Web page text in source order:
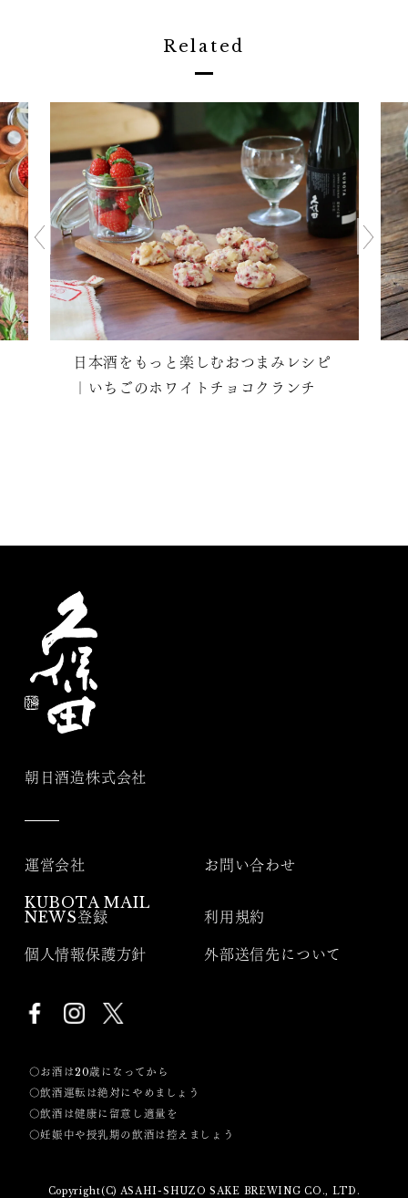
Related
日本酒をもっと楽しむおつまみレシピ
｜いちごのホワイトチョコクランチ
朝日酒造株式会社
運営会社 お問い合わせ
KUBOTA MAIL
NEWS登録
利用規約
個人情報保護方針 外部送信先について
〇お酒は20歳になってから
〇飲酒運転は絶対にやめましょう
〇飲酒は健康に留意し適量を
〇妊娠中や授乳期の飲酒は控えましょう
Copyright(C) ASAHI-SHUZO SAKE BREWING CO., LTD.